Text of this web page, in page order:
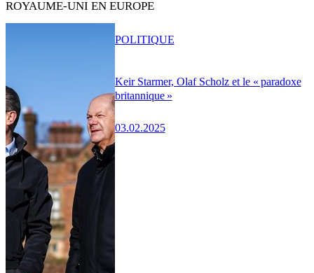
ROYAUME-UNI EN EUROPE
Keir Starmer, Olaf Scholz et le « paradoxe
britannique »
03.02.2025
POLITIQUE